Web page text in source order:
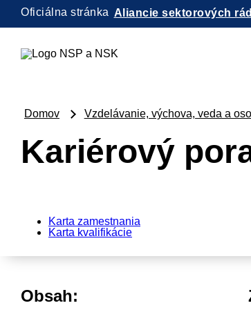
Oficiálna stránka Aliancie sektorových rád
Domov Vzdelávanie, výchova, veda a
Kariérový
Karta zamestnania
Karta kvalifikácie
Obsah: